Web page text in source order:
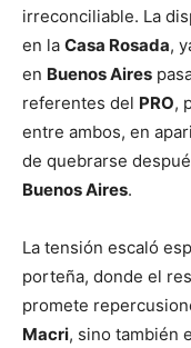
irreconciliable. La
en la Casa Rosada,
en Buenos Aires
referentes del PRO,
entre ambos, en
de quebrarse
Buenos Aires.
La tensión escaló
porteña, donde el
promete
Macri, sino también